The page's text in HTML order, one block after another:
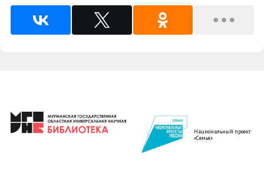
Национальный проект
«Семья»